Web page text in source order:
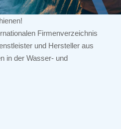
Firmenverzeichnis
und Hersteller aus
in der Wasser- und